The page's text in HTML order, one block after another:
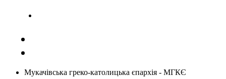
Мукачівська греко-католицька єпархія - МГКЄ